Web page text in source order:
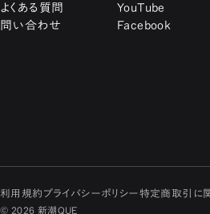
よくある質問
問い合わせ
YouTube
Facebook
利用規約 プライバシーポリシー特定商取引に
© 2026 新潮QUE